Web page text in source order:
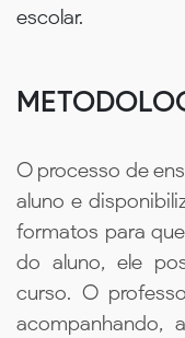
escolar.
O processo de
aluno e
formatos para
do aluno, ele
curso. O
acompanhando,